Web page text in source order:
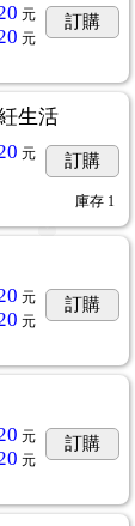
元
元
訂購
生活
元 訂購
庫存 1
元
元
訂購
元
元
訂購